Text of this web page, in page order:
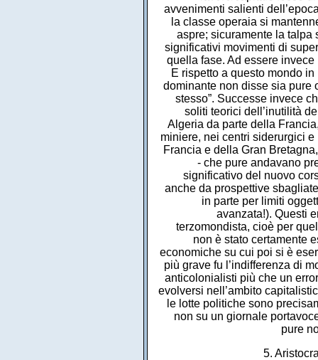
avvenimenti salienti
la classe operaia si
aspre; sicuramente la talpa
significativi movimenti di
quella fase. Ad essere
E rispetto a questo mondo
dominante non disse sia pure
stesso”. Successe invece
soliti teorici dell’inutilità
Algeria da parte della
miniere, nei centri siderurgici
Francia e della Gran
- che pure andavano
significativo del nuovo
anche da prospettive
in parte per limiti
avanzata!). Questi
terzomondista, cioè per
non è stato certamente
economiche su cui poi si è
più grave fu l’indifferenza di
anticolonialisti più che un
evolversi nell’ambito
le lotte politiche sono
non su un giornale
pure
5.